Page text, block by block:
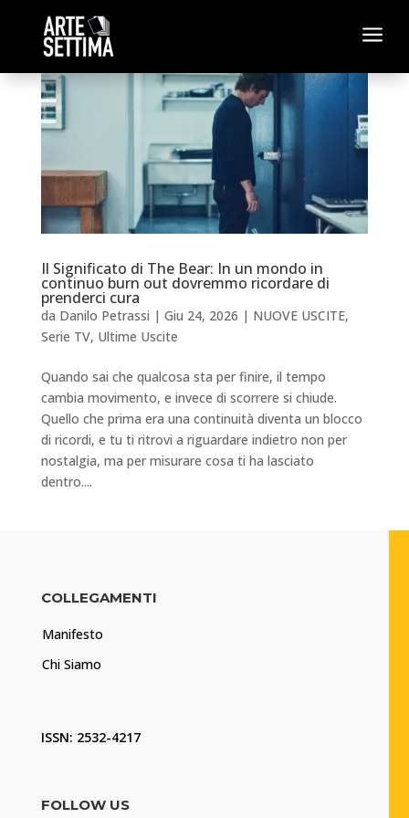
a
Il Significato di The Bear: In un mondo in
continuo burn out dovremmo ricordare di
prenderci cura
da Danilo Petrassi | Giu 24, 2026 | NUOVE USCITE,
Serie TV, Ultime Uscite
Quando sai che qualcosa sta per finire, il tempo
cambia movimento, e invece di scorrere si chiude.
Quello che prima era una continuità diventa un blocco
di ricordi, e tu ti ritrovi a riguardare indietro non per
nostalgia, ma per misurare cosa ti ha lasciato
dentro....
COLLEGAMENTI
Manifesto
Chi Siamo
ISSN: 2532-4217
FOLLOW US